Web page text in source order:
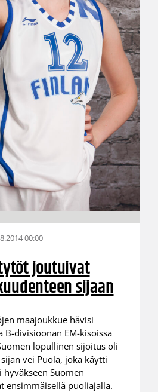
00:00
joutuivat
sijaan
maajoukkue hävisi
B-divisioonan EM-kisoissa
lopullinen sijoitus oli
vei Puola, joka käytti
Suomen
ensimmäisellä puoliajalla.